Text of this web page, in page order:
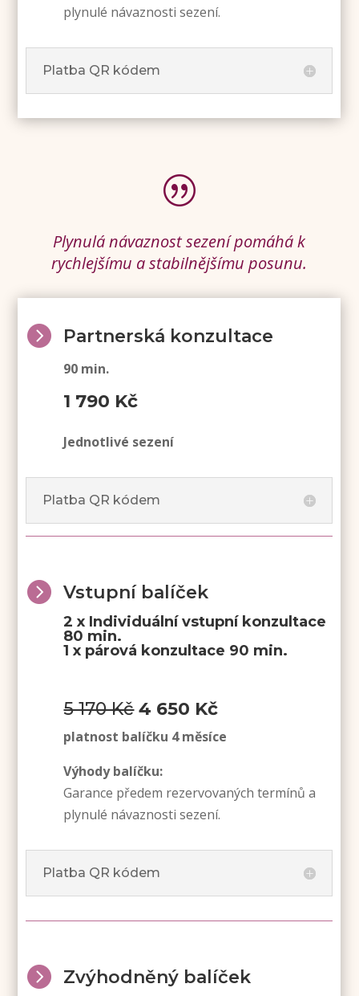
plynulé návaznosti sezení.
Platba QR kódem
|
Plynulá návaznost sezení pomáhá k
rychlejšímu a stabilnějšímu posunu.
 Partnerská konzultace
90 min.
1 790 Kč
Jednotlivé sezení
Platba QR kódem
 Vstupní balíček
2 x Individuální vstupní konzultace
80 min.
1 x párová konzultace 90 min.
5 170 Kč4 650 Kč
platnost balíčku 4 měsíce
Výhody balíčku:
Garance předem rezervovaných termínů a
plynulé návaznosti sezení.
Platba QR kódem
 Zvýhodněný balíček